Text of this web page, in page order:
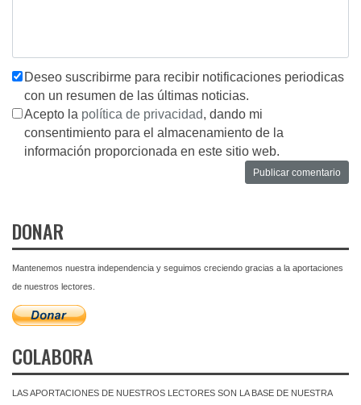
Deseo suscribirme para recibir notificaciones periodicas
con un resumen de las últimas noticias.
Acepto la política de privacidad, dando mi
consentimiento para el almacenamiento de la
información proporcionada en este sitio web.
DONAR
Mantenemos nuestra independencia y seguimos creciendo gracias a la aportaciones
de nuestros lectores.
COLABORA
LAS APORTACIONES DE NUESTROS LECTORES SON LA BASE DE NUESTRA